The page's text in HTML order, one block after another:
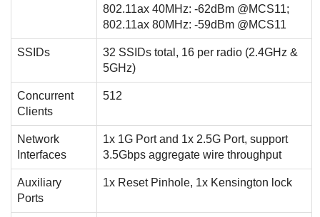
802.11ax 40MHz: -62dBm @MCS11;
802.11ax 80MHz: -59dBm @MCS11
SSIDs
32 SSIDs total, 16 per radio (2.4GHz &
5GHz)
Concurrent
Clients
512
Network
Interfaces
1x 1G Port and 1x 2.5G Port, support
3.5Gbps aggregate wire throughput
Auxiliary
Ports
1x Reset Pinhole, 1x Kensington lock